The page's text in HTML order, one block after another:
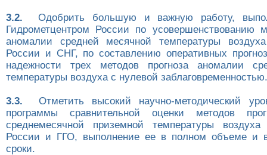
3.2. Одобрить большую и важную работу,
Гидрометцентром России по усовершенствованию
аномалии средней месячной температуры
России и СНГ, по составлению оперативных
надежности трех методов прогноза аномалии
температуры воздуха с нулевой заблаговременностью.
3.3. Отметить высокий научно-методический
программы сравнительной оценки методов
среднемесячной приземной температуры воздуха
России и ГГО, выполнение ее в полном объеме и в
сроки.